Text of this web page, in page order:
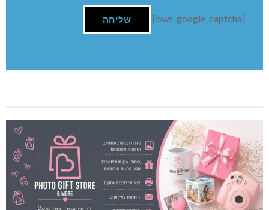
[bws_google_captcha]